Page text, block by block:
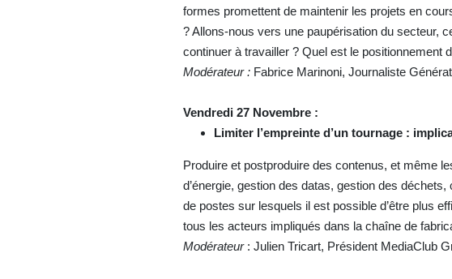
formes promettent de maintenir les projets en
? Allons-nous vers une paupérisation du secteur,
continuer à travailler ? Quel est le positionnement
Modérateur : Fabrice Marinoni, Journaliste
Vendredi 27 Novembre :
Limiter l’empreinte d’un tournage :
Produire et postproduire des contenus, et même
d’énergie, gestion des datas, gestion des
de postes sur lesquels il est possible d’être plus
tous les acteurs impliqués dans la chaîne de
Modérateur: Julien Tricart, Président MediaClub